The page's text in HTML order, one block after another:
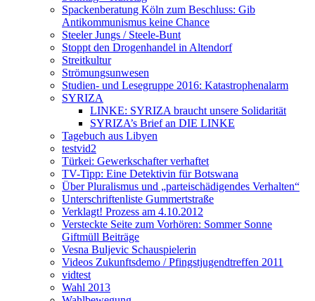
Spackenberatung Köln zum Beschluss: Gib
Antikommunismus keine Chance
Steeler Jungs / Steele-Bunt
Stoppt den Drogenhandel in Altendorf
Streitkultur
Strömungsunwesen
Studien- und Lesegruppe 2016: Katastrophenalarm
SYRIZA
LINKE: SYRIZA braucht unsere Solidarität
SYRIZA’s Brief an DIE LINKE
Tagebuch aus Libyen
testvid2
Türkei: Gewerkschafter verhaftet
TV-Tipp: Eine Detektivin für Botswana
Über Pluralismus und „parteischädigendes Verhalten“
Unterschriftenliste Gummertstraße
Verklagt! Prozess am 4.10.2012
Versteckte Seite zum Vorhören: Sommer Sonne
Giftmüll Beiträge
Vesna Buljevic Schauspielerin
Videos Zukunftsdemo / Pfingstjugendtreffen 2011
vidtest
Wahl 2013